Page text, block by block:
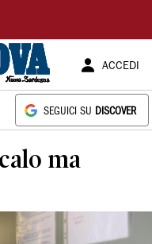
ACCEDI
SEGUICI SU DISCOVER
ma